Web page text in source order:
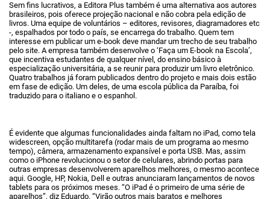
Sem fins lucrativos, a Editora Plus também é uma alternativa aos autores
brasileiros, pois oferece projeção nacional e não cobra pela edição de
livros. Uma equipe de voluntários – editores, revisores, diagramadores etc
-, espalhados por todo o país, se encarrega do trabalho. Quem tem
interesse em publicar um e-book deve mandar um trecho de seu trabalho
pelo site. A empresa também desenvolve o ‘Faça um E-book na Escola’,
que incentiva estudantes de qualquer nível, do ensino básico à
especialização universitária, a se reunir para produzir um livro eletrônico.
Quatro trabalhos já foram publicados dentro do projeto e mais dois estão
em fase de edição. Um deles, de uma escola pública da Paraíba, foi
traduzido para o italiano e o espanhol.
É evidente que algumas funcionalidades ainda faltam no iPad, como tela
widescreen, opção multitarefa (rodar mais de um programa ao mesmo
tempo), câmera, armazenamento expansível e porta USB. Mas, assim
como o iPhone revolucionou o setor de celulares, abrindo portas para
outras empresas desenvolverem aparelhos melhores, o mesmo acontece
aqui. Google, HP, Nokia, Dell e outras anunciaram lançamentos de novos
tablets para os próximos meses. “O iPad é o primeiro de uma série de
aparelhos”, diz Eduardo. “Virão outros mais baratos e melhores